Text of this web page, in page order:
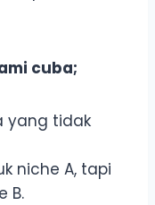
cuba;
yang tidak
niche A, tapi
B.